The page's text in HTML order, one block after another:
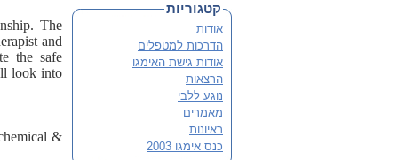
The
and
the safe
look into
&
קטגוריות
אודות
הדרכות למטפלים
אודות גישת האימגו
הרצאות
נוגע ללבי
מאמרים
ראיונות
כנס אימגו 2003